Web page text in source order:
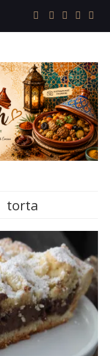
torta